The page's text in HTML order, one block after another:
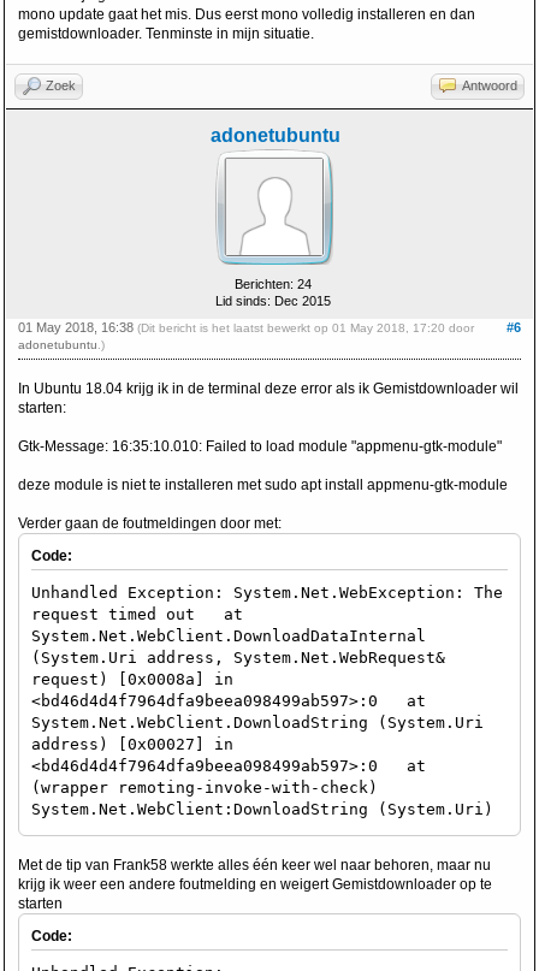
mono update gaat het mis. Dus eerst mono volledig installeren en dan
gemistdownloader. Tenminste in mijn situatie.
Zoek Antwoord
adonetubuntu
Berichten: 24
Lid sinds: Dec 2015
#6
01 May 2018, 16:38 (Dit bericht is het laatst bewerkt op 01 May 2018, 17:20 door
adonetubuntu .)
In Ubuntu 18.04 krijg ik in de terminal deze error als ik Gemistdownloader wil
starten:
Gtk-Message: 16:35:10.010: Failed to load module "appmenu-gtk-module"
deze module is niet te installeren met sudo apt install appmenu-gtk-module
Verder gaan de foutmeldingen door met:
Code:
Unhandled Exception: System.Net.WebException: The
request timed out at
System.Net.WebClient.DownloadDataInternal
(System.Uri address, System.Net.WebRequest&
request) [0x0008a] in
<bd46d4d4f7964dfa9beea098499ab597>:0 at
System.Net.WebClient.DownloadString (System.Uri
address) [0x00027] in
<bd46d4d4f7964dfa9beea098499ab597>:0 at
(wrapper remoting-invoke-with-check)
System.Net.WebClient:DownloadString (System.Uri)
at GemistDownloader.Controller.Core.UpdateToken
<e51a702293b24c09a0bdb1573fd77388>:0 at
MainWindow..ctor () [0x00023] in
<e51a702293b24c09a0bdb1573fd77388>:0 at
GemistDownloader.MainClass.Main (System.String[]
args) [0x00005] in
Met de tip van Frank58 werkte alles één keer wel naar behoren, maar nu
krijg ik weer een andere foutmelding en weigert Gemistdownloader op te
starten
Code: